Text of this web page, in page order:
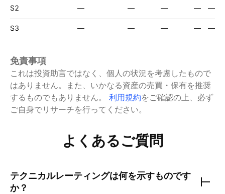
S2 — — — — —
S3 — — — — —
免責事項
これは投資助言ではなく、個人の状況を考慮したもので
はありません。また、いかなる資産の売買・保有を推奨
するものでもありません。
利用規約をご確認の上、必ず
ご自身でリサーチを行ってください。
よくあるご質問
テクニカルレーティングは何を示すものです
か？